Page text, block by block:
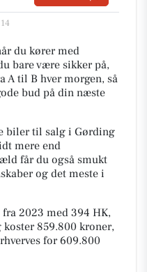
du kører med
bare være sikker på,
A til B hver morgen, så
bud på din næste
biler til salg i Gørding
mere end
får du også smukt
og det meste i
2023 med 394 HK,
859.800 kroner,
for 609.800